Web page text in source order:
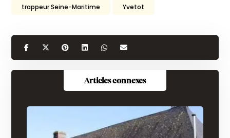
trappeur Seine-Maritime Yvetot
Articles connexes